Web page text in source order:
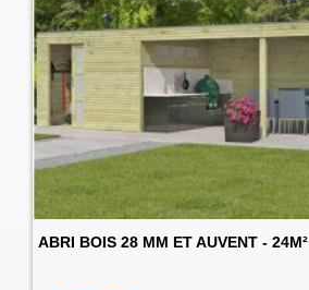
ABRI BOIS 28 MM ET AUVENT - 24M²